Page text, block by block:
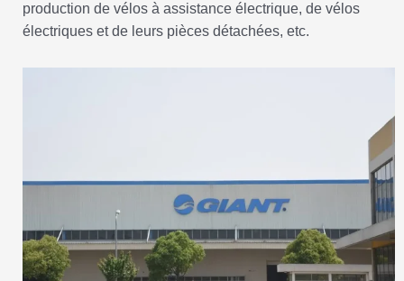
production de vélos à assistance électrique, de vélos
électriques et de leurs pièces détachées, etc.